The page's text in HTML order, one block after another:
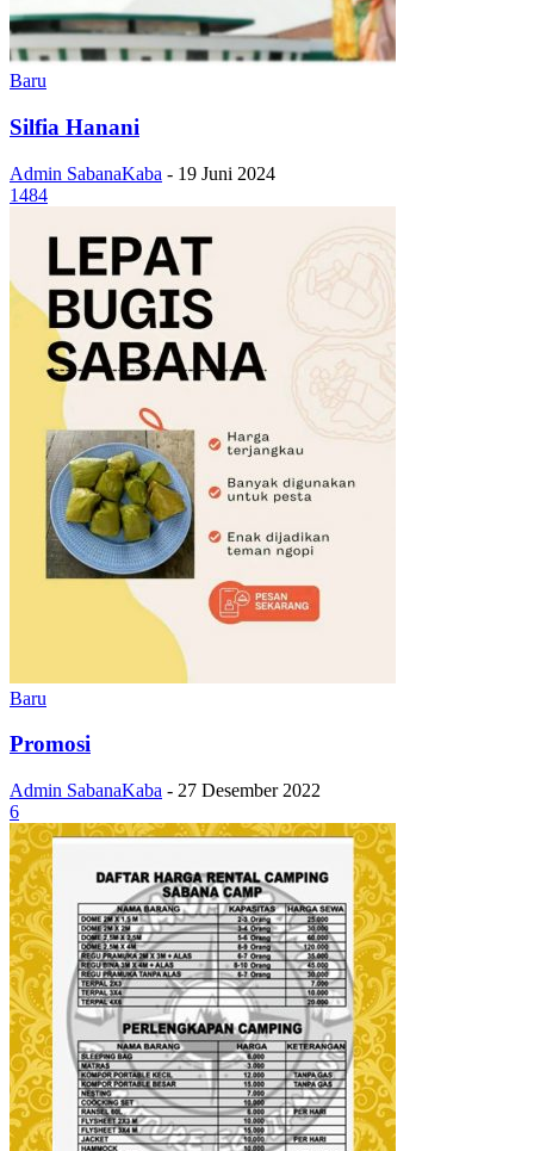
Baru
Silfia Hanani
Admin SabanaKaba - 19 Juni 2024
1484
Baru
Promosi
Admin SabanaKaba - 27 Desember 2022
6